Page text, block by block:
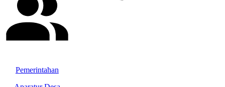
Pemerintahan